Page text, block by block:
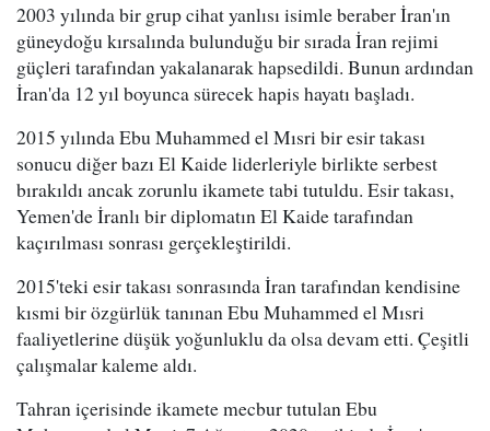
2003 yılında bir grup cihat yanlısı isimle beraber İran'ın
güneydoğu kırsalında bulunduğu bir sırada İran rejimi
güçleri tarafından yakalanarak hapsedildi. Bunun ardından
İran'da 12 yıl boyunca sürecek hapis hayatı başladı.
2015 yılında Ebu Muhammed el Mısri bir esir takası
sonucu diğer bazı El Kaide liderleriyle birlikte serbest
bırakıldı ancak zorunlu ikamete tabi tutuldu. Esir takası,
Yemen'de İranlı bir diplomatın El Kaide tarafından
kaçırılması sonrası gerçekleştirildi.
2015'teki esir takası sonrasında İran tarafından kendisine
kısmi bir özgürlük tanınan Ebu Muhammed el Mısri
faaliyetlerine düşük yoğunluklu da olsa devam etti. Çeşitli
çalışmalar kaleme aldı.
Tahran içerisinde ikamete mecbur tutulan Ebu